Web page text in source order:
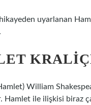
uyarlanan
William
Hamlet ile ilişkisi biraz